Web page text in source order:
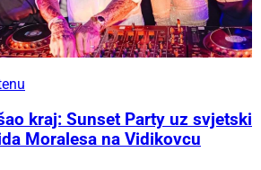
kraj: Sunset Party uz svjetski
Moralesa na Vidikovcu